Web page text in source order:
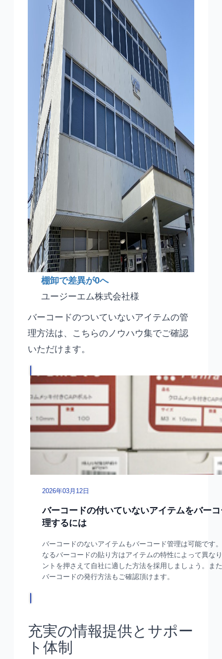
棚卸で差異が0へ
ユージーエム株式会社様
バーコードのついていないアイテムの管
理方法は、こちらのノウハウ集でご確認
いただけます。
充実の情報提供とサポー
ト体制